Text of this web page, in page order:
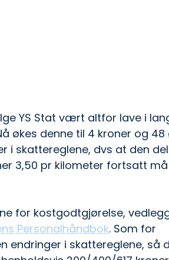
YS Stat vært altfor lave i
økes denne til 4 kroner og 48
i skattereglene, dvs at den
3,50 pr kilometer fortsatt
for kostgodtgjørelse,
Personalhåndbok. Som for
endringer i skattereglene, så